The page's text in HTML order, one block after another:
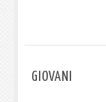
GIOVANI